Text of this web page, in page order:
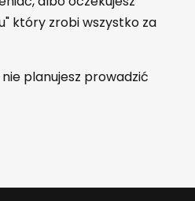
który zrobi wszystko za
planujesz prowadzić